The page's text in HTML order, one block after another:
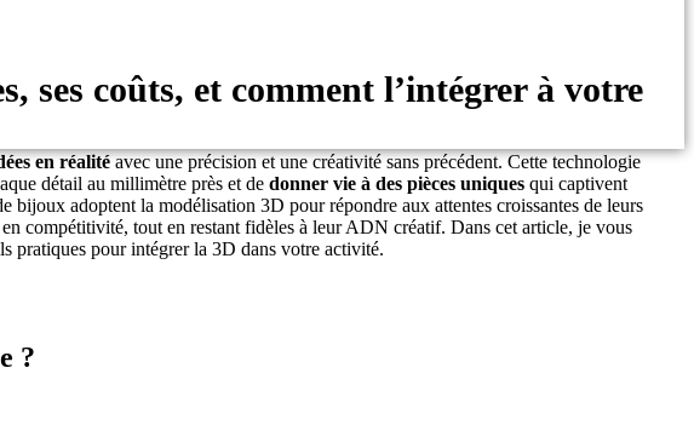
ses coûts, et comment l’intégrer à votre
en réalitéavec une précision et une créativité sans précédent. Cette technologie
détail au millimètre près et de donner vie à des pièces uniques qui captivent
adoptent la modélisation 3D pour répondre aux attentes croissantes de leurs
compétitivité, tout en restant fidèles à leur ADN créatif. Dans cet article, je vous
pratiques pour intégrer la 3D dans votre activité.
?